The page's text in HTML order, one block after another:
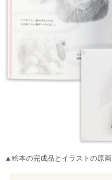
▲絵本の完成品とイラストの原画